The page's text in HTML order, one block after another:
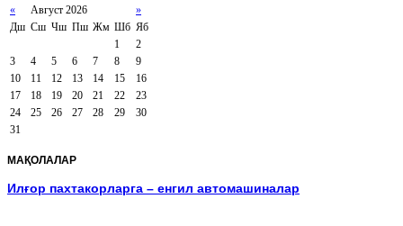
« Август 2026
»
Дш Сш Чш Пш Жм Шб Яб
1
2
3
4 5 6 7 8
9
10
11 12 13 14 15
16
17
18 19 20 21 22
23
24
25 26 27 28 29
30
31
МАҚОЛАЛАР
Илғор пахтакорларга – енгил автомашиналар